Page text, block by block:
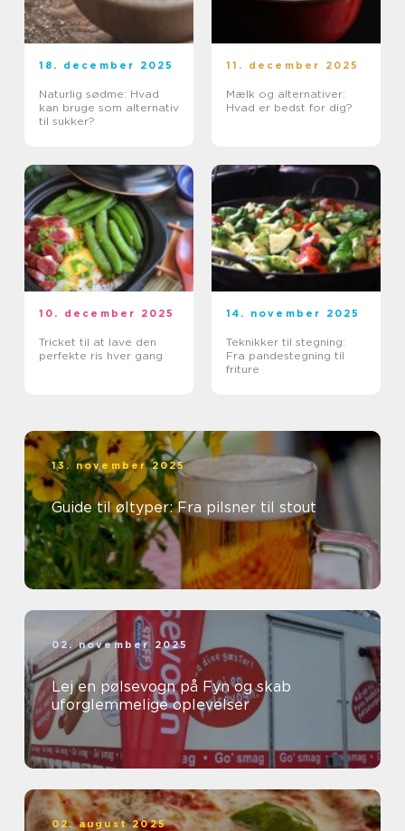
18. december 2025
Naturlig sødme: Hvad
kan bruge som alternativ
til sukker?
11. december 2025
Mælk og alternativer:
Hvad er bedst for dig?
10. december 2025
Tricket til at lave den
perfekte ris hver gang
14. november 2025
Teknikker til stegning:
Fra pandestegning til
friture
13. november 2025
Guide til øltyper: Fra pilsner til stout
02. november 2025
Lej en pølsevogn på Fyn og skab
uforglemmelige oplevelser
02. august 2025